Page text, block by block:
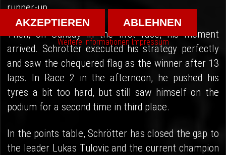
runner-up.
Then, on Sunday in the first race, his moment
arrived. Schrötter executed his strategy perfectly
and saw the chequered flag as the winner after 13
laps. In Race 2 in the afternoon, he pushed his
tyres a bit too hard, but still saw himself on the
podium for a second time in third place.
In the points table, Schrötter has closed the gap to
the leader Lukas Tulovic and the current champion
AKZEPTIEREN ABLEHNEN
Weitere Informationen Impressum